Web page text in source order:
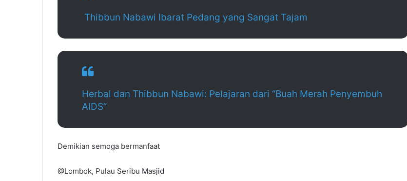
Thibbun Nabawi Ibarat Pedang yang Sangat Tajam
Herbal dan Thibbun Nabawi: Pelajaran dari “Buah Merah Penyembuh
AIDS”
Demikian semoga bermanfaat
@Lombok, Pulau Seribu Masjid